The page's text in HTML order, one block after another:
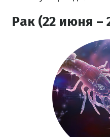
Рак (22 июня –